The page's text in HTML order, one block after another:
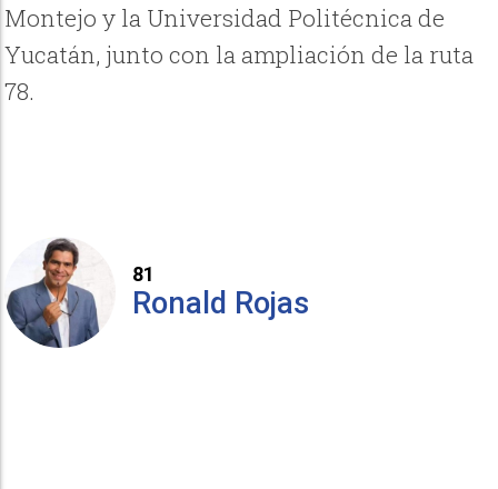
Montejo y la Universidad Politécnica de
Yucatán, junto con la ampliación de la ruta
78.
81
Ronald Rojas